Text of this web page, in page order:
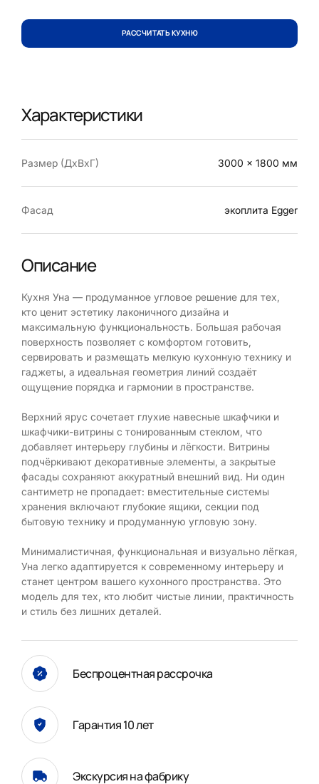
РАССЧИТАТЬ КУХНЮ
Характеристики
Размер (ДхВхГ) 3000 x 1800 мм
Фасад экоплита Egger
Описание
Кухня Уна — продуманное угловое решение для тех,
кто ценит эстетику лаконичного дизайна и
максимальную функциональность. Большая рабочая
поверхность позволяет с комфортом готовить,
сервировать и размещать мелкую кухонную технику и
гаджеты, а идеальная геометрия линий создаёт
ощущение порядка и гармонии в пространстве.
Верхний ярус сочетает глухие навесные шкафчики и
шкафчики-витрины с тонированным стеклом, что
добавляет интерьеру глубины и лёгкости. Витрины
подчёркивают декоративные элементы, а закрытые
фасады сохраняют аккуратный внешний вид. Ни один
сантиметр не пропадает: вместительные системы
хранения включают глубокие ящики, секции под
бытовую технику и продуманную угловую зону.
Минималистичная, функциональная и визуально лёгкая,
Уна легко адаптируется к современному интерьеру и
станет центром вашего кухонного пространства. Это
модель для тех, кто любит чистые линии, практичность
и стиль без лишних деталей.
Беспроцентная рассрочка
Гарантия 10 лет
Экскурсия на фабрику